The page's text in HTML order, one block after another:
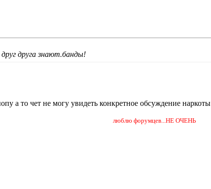
друга знают.банды!
а то чет не могу увидеть конкретное обсуждение наркоты
люблю форумцев...НЕ ОЧЕНЬ